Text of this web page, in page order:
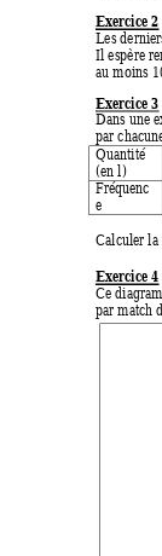
Exercice 2
Les
Il espère
au moins
Exercice 3
Dans une
par
Quantité
(en l)
Fréquenc
e
Calculer la
Exercice 4
Ce
par match